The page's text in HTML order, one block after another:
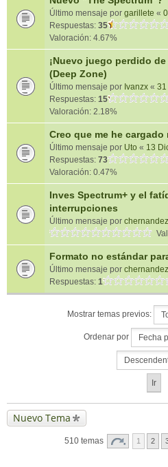
Último mensaje por garillete «
Respuestas: 35
Valoración: 4.67%
¡Nuevo juego perdido
(Deep Zone)
Último mensaje por Ivanzx « 31
Respuestas: 15
Valoración: 2.18%
Creo que me he cargado
Último mensaje por Uto « 13
Respuestas: 73
Valoración: 0.47%
Inves Spectrum+ y el
interrupciones
Último mensaje por
Formato no estándar
Último mensaje por
Respuestas: 1
Mostrar temas previos:
Ordenar por
Nuevo Tema
510 temas 1 2